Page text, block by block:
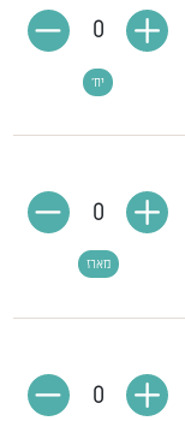
יח'
0
מארז
0
0